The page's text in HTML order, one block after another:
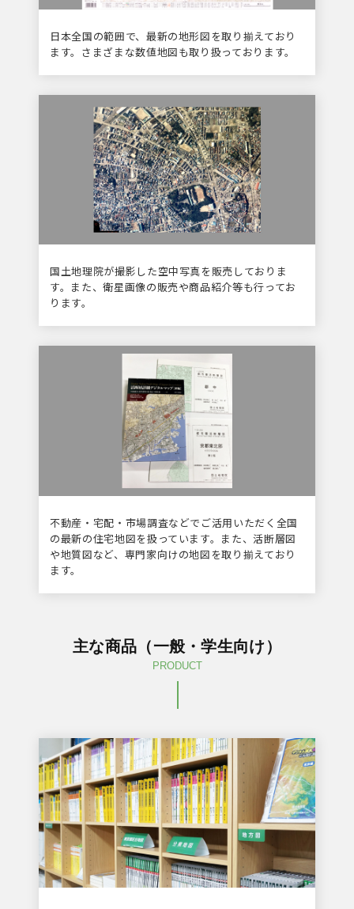
日本全国の範囲で、最新の地形図を取り揃えており
ます。さまざまな数値地図も取り扱っております。
国土地理院が撮影した空中写真を販売しておりま
す。また、衛星画像の販売や商品紹介等も行ってお
ります。
不動産・宅配・市場調査などでご活用いただく全国
の最新の住宅地図を扱っています。また、活断層図
や地質図など、専門家向けの地図を取り揃えており
ます。
主な商品（一般・学生向け）
PRODUCT